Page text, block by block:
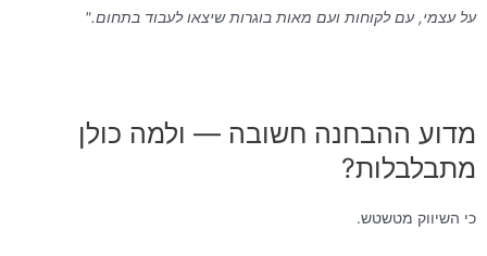
על עצמי, עם לקוחות ועם מאות בוגרות שיצאו לעבוד בתחום."
מדוע ההבחנה חשובה — ולמה כולן
מתבלבלות?
כי השיווק מטשטש.